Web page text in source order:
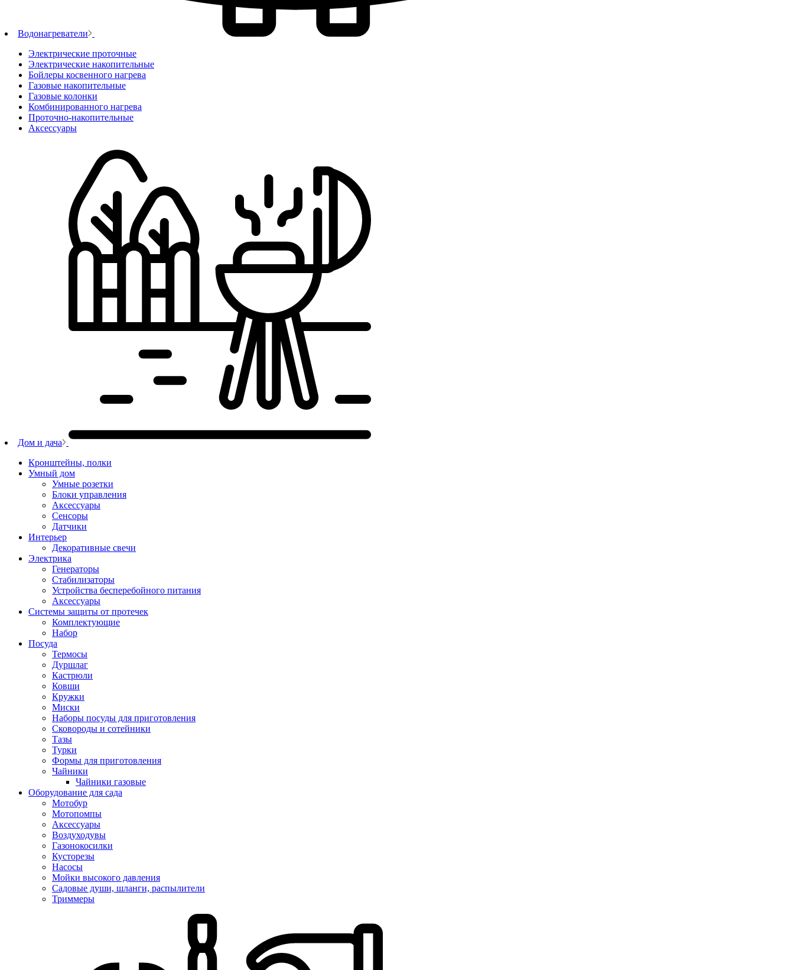
Водонагреватели
Электрические проточные
Электрические накопительные
Бойлеры косвенного нагрева
Газовые накопительные
Газовые колонки
Комбинированного нагрева
Проточно-накопительные
Аксессуары
Дом и дача
Кронштейны, полки
Умный дом
Умные розетки
Блоки управления
Аксессуары
Сенсоры
Датчики
Интерьер
Декоративные свечи
Электрика
Генераторы
Стабилизаторы
Устройства бесперебойного питания
Аксессуары
Системы защиты от протечек
Комплектующие
Набор
Посуда
Термосы
Дуршлаг
Кастрюли
Ковши
Кружки
Миски
Наборы посуды для приготовления
Сковороды и сотейники
Тазы
Турки
Формы для приготовления
Чайники
Чайники газовые
Оборудование для сада
Мотобур
Мотопомпы
Аксессуары
Воздуходувы
Газонокосилки
Кусторезы
Насосы
Мойки высокого давления
Садовые души, шланги, распылители
Триммеры